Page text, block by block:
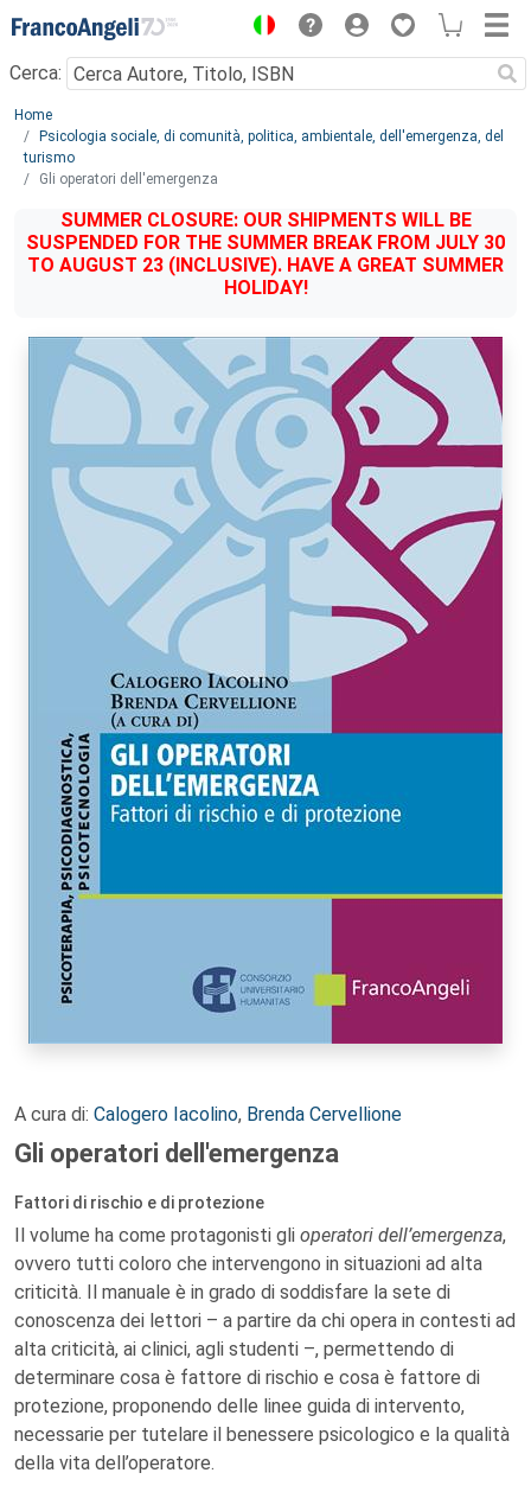
Menu
Cerca:
Main content
Home
Psicologia sociale, di comunità, politica, ambientale, dell'emergenza, del
turismo
Gli operatori dell'emergenza
SUMMER CLOSURE: OUR SHIPMENTS WILL BE
SUSPENDED FOR THE SUMMER BREAK FROM JULY 30
TO AUGUST 23 (INCLUSIVE). HAVE A GREAT SUMMER
HOLIDAY!
A cura di: Calogero Iacolino, Brenda Cervellione
Gli operatori dell'emergenza
Fattori di rischio e di protezione
Il volume ha come protagonisti gli operatori dell’emergenza,
ovvero tutti coloro che intervengono in situazioni ad alta
criticità. Il manuale è in grado di soddisfare la sete di
conoscenza dei lettori – a partire da chi opera in contesti ad
alta criticità, ai clinici, agli studenti –, permettendo di
determinare cosa è fattore di rischio e cosa è fattore di
protezione, proponendo delle linee guida di intervento,
necessarie per tutelare il benessere psicologico e la qualità
della vita dell’operatore.